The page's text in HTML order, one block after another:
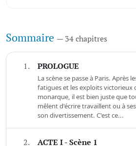
Sommaire — 34 chapitres
1. PROLOGUE
La scène se passe à Paris. Après
fatigues et les exploits victorieux
monarque, il est bien juste que
mêlent d'écrire travaillent ou à
son divertissement. C'est ce...
2. ACTE I - Scène 1